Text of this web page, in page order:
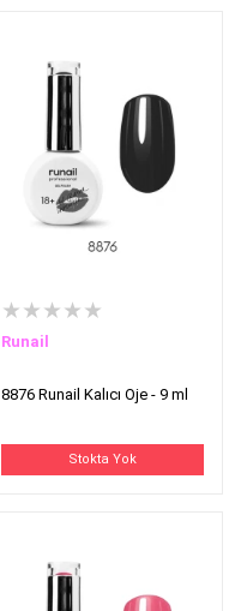
★★★★★
Runail
8876 Runail Kalıcı Oje - 9 ml
Stokta Yok